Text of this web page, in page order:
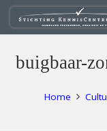
buigbaar-
Home